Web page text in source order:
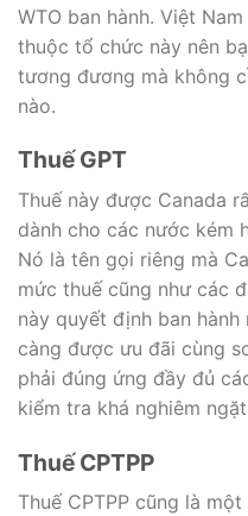
WTO ban hành. Việt
thuộc tổ chức này nên
tương đương mà không
nào.
Thuế GPT
Thuế này được Canada
dành cho các nước kém
Nó là tên gọi riêng mà
mức thuế cũng như các
này quyết định ban
càng được ưu đãi cùng
phải đúng ứng đầy đủ
kiểm tra khá nghiêm
Thuế CPTPP
Thuế CPTPP cũng là